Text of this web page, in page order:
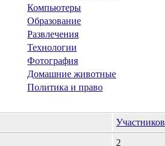
Компьютеры
Образование
Развлечения
Технологии
Фотография
Домашние животные
Политика и право
Участников
2